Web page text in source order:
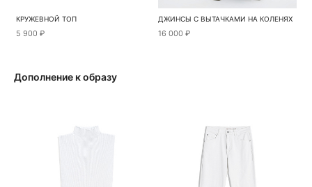
КРУЖЕВНОЙ ТОП
5 900 ₽
ДЖИНСЫ С ВЫТАЧКАМИ НА КОЛЕНЯХ
16 000 ₽
Дополнение к образу